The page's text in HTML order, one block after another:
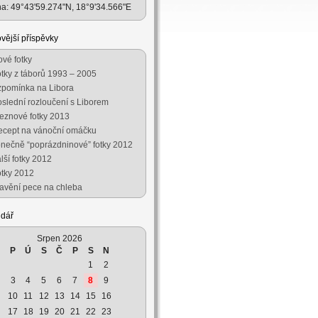
49°43'59.274"N, 18°9'34.566"E
příspěvky
fotky
z táborů 1993 – 2005
na Libora
rozloučení s Liborem
fotky 2013
na vánoční omáčku
“poprázdninové” fotky 2012
fotky 2012
2012
pece na chleba
Srpen 2026
P
Ú S Č P S
N
1
2
3
4 5 6 7 8
9
10
11 12 13 14 15
16
17
18 19 20 21 22 23